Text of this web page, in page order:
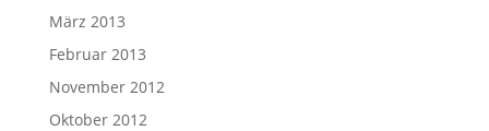
März 2013
Februar 2013
November 2012
Oktober 2012